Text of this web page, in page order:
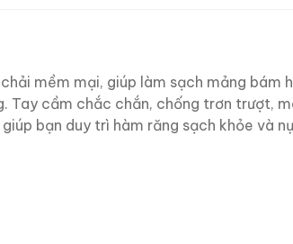
mềm mại, giúp làm sạch mảng bám
Tay cầm chắc chắn, chống trơn trượt,
bạn duy trì hàm răng sạch khỏe và